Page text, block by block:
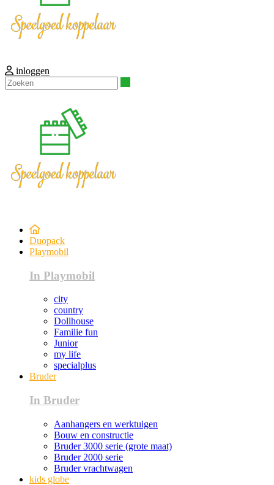
inloggen
Duopack
Playmobil
In Playmobil
city
country
Dollhouse
Familie fun
Junior
my life
specialplus
Bruder
In Bruder
Aanhangers en werktuigen
Bouw en constructie
Bruder 3000 serie (grote maat)
Bruder 2000 serie
Bruder vrachtwagen
kids globe